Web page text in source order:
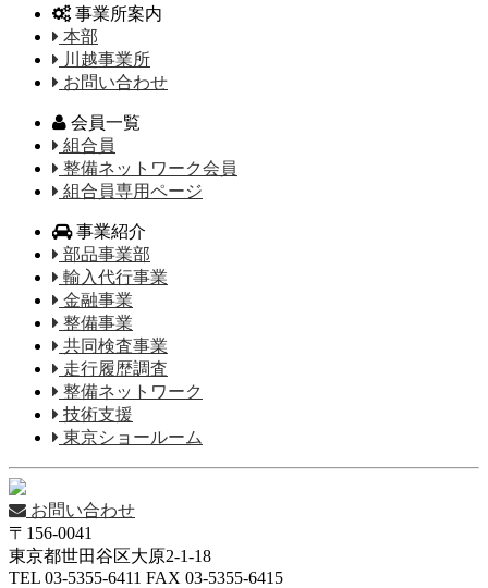
事業所案内
本部
川越事業所
お問い合わせ
会員一覧
組合員
整備ネットワーク会員
組合員専用ページ
事業紹介
部品事業部
輸入代行事業
金融事業
整備事業
共同検査事業
走行履歴調査
整備ネットワーク
技術支援
東京ショールーム
お問い合わせ
〒156-0041
東京都世田谷区大原2-1-18
TEL 03-5355-6411 FAX 03-5355-6415